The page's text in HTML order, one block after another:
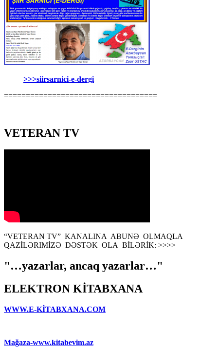
>>>siirsarnici-e-dergi
===================================
VETERAN TV
“VETERAN TV” KANALINA ABUNƏ OLMAQLA
QAZİLƏRIMİZƏ DƏSTƏK OLA BİLƏRİK: >>>>
"…yazarlar, ancaq yazarlar…"
ELEKTRON KİTABXANA
WWW.E-KİTABXANA.COM
Mağaza-www.kitabevim.az